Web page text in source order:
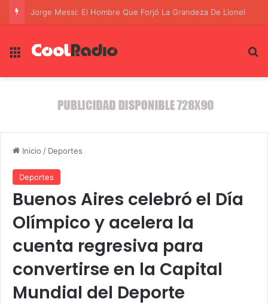
El Laburo de la Corrupción: La Red de Crimen Organizado que Asesinó a Fernando Villavicencio en Ecuador
Menú
Inicio / Deportes
Deportes
Buenos Aires celebró el Día
Olímpico y acelera la
cuenta regresiva para
convertirse en la Capital
Mundial del Deporte